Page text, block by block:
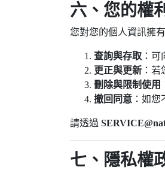
六、您的權
您對您的個人資訊擁
查詢與存取 ：
更正與更新 ：
刪除與限制使用
撤回同意 ：如
請透過
七、隱私權